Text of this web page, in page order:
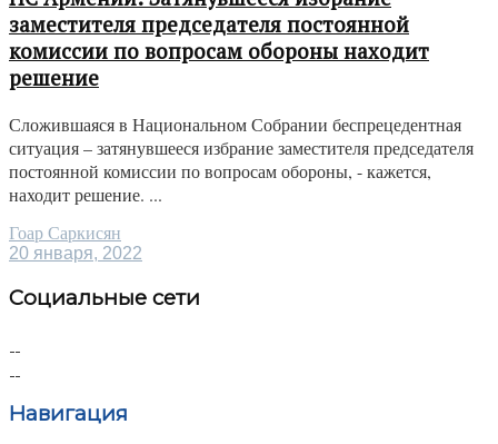
заместителя председателя постоянной
комиссии по вопросам обороны находит
решение
Сложившаяся в Национальном Собрании беспрецедентная
ситуация – затянувшееся избрание заместителя председателя
постоянной комиссии по вопросам обороны, - кажется,
находит решение. ...
Гоар Саркисян
20 января, 2022
Социальные сети
Навигация